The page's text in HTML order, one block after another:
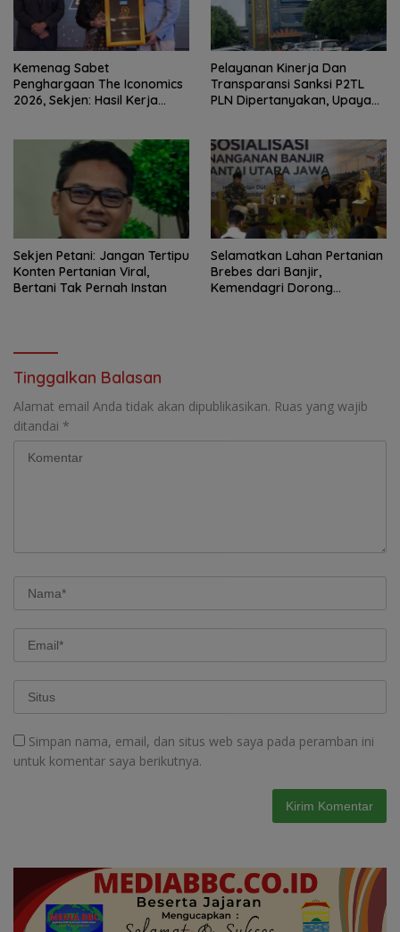
Kemenag Sabet
Penghargaan The Iconomics
2026, Sekjen: Hasil Kerja
Pelayanan Kinerja Dan
Transparansi Sanksi P2TL
PLN Dipertanyakan, Upaya
Sekjen Petani: Jangan Tertipu
Konten Pertanian Viral,
Bertani Tak Pernah Instan
Selamatkan Lahan Pertanian
Brebes dari Banjir,
Kemendagri Dorong
Tinggalkan Balasan
Alamat email Anda tidak akan dipublikasikan. Ruas yang wajib
ditandai *
Simpan nama, email, dan situs web saya pada peramban ini
untuk komentar saya berikutnya.